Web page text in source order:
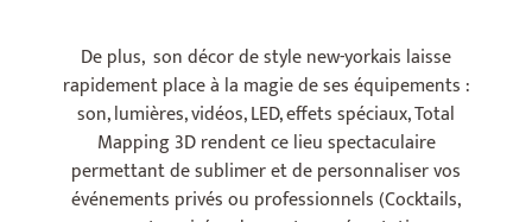
De plus, son décor de style new-yorkais laisse
rapidement place à la magie de ses équipements :
son, lumières, vidéos, LED, effets spéciaux, Total
Mapping 3D rendent ce lieu spectaculaire
permettant de sublimer et de personnaliser vos
événements privés ou professionnels (Cocktails,